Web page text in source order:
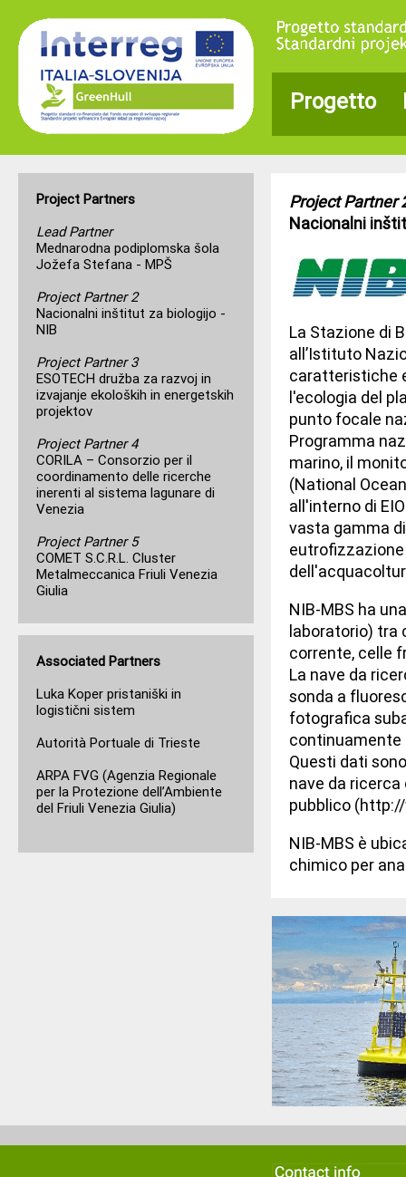
Progetto
Project Partner
Nacionalni
La Stazione di
all’Istituto
caratteristiche
l'ecologia del
punto focale
Programma
marino, il
(National
all'interno di
vasta gamma
NIB-MBS ha
laboratorio) tra
corrente, celle
La nave da
sonda a
fotografica
continuamente
Questi dati
nave da
pubblico
NIB-MBS è
chimico per
Project Partners
Lead Partner
Mednarodna podiplomska šola
Jožefa Stefana - MPŠ
Project Partner 2
Nacionalni inštitut za biologijo -
NIB
Project Partner 3
ESOTECH družba za razvoj in
izvajanje ekoloških in energetskih
projektov
Project Partner 4
CORILA – Consorzio per il
coordinamento delle ricerche
inerenti al sistema lagunare di
Venezia
Project Partner 5
COMET S.C.R.L. Cluster
Metalmeccanica Friuli Venezia
Giulia
Associated Partners
Luka Koper pristaniški in
logistični sistem
Autorità Portuale di Trieste
ARPA FVG (Agenzia Regionale
per la Protezione dell’Ambiente
del Friuli Venezia Giulia)